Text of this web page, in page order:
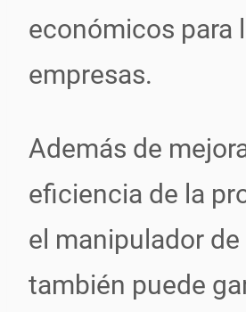
económicos para
empresas.
Además de
eficiencia de la
el manipulador
también puede